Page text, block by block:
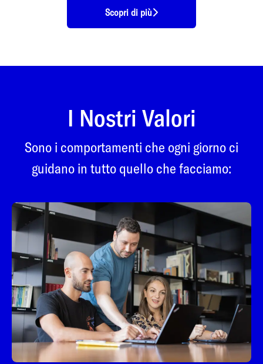
Scopri di più
I Nostri Valori
Sono i comportamenti che ogni giorno ci
guidano in tutto quello che facciamo: